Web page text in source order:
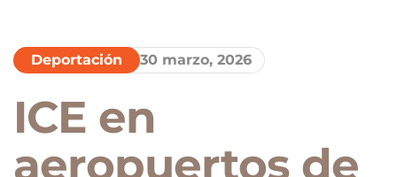
Deportación 30 marzo, 2026
ICE en
aeropuertos de